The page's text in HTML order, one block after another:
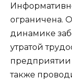
ограничена.
динамике
утратой
предприятии
также